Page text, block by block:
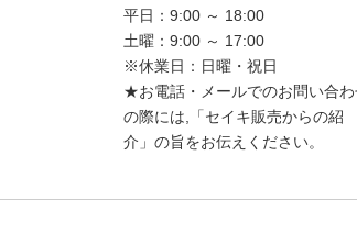
平日：9:00 ～ 18:00
土曜：9:00 ～ 17:00
※休業日：日曜・祝日
★お電話・メールでのお問い合わ
の際には,「セイキ販売からの紹
介」の旨をお伝えください。